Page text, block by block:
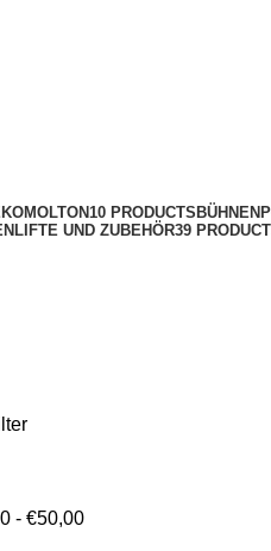
10 PRODUCTS
UND ZUBEHÖR39
- €50,00